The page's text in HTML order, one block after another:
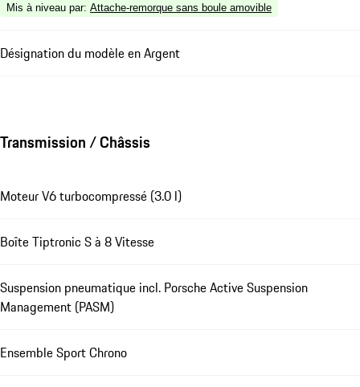
Mis à niveau par: Attache-remorque sans boule amovible
Désignation du modèle en Argent
Transmission / Châssis
Moteur V6 turbocompressé (3.0 l)
Boîte Tiptronic S à 8 Vitesse
Suspension pneumatique incl. Porsche Active Suspension
Management (PASM)
Ensemble Sport Chrono